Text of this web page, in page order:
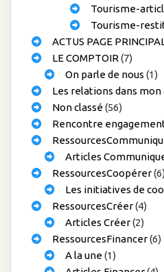
Tourisme-
Tourisme-
ACTUS PAGE
LE COMPTOIR (7)
On parle de nous (1)
Les relations dans mon
Non classé(56)
Rencontre
Articles
RessourcesCoopérer
Les initiatives de
RessourcesCréer(4)
Articles Créer(2)
RessourcesFinancer(6)
A la une(1)